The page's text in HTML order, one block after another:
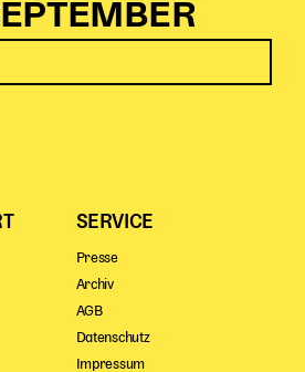
SERVICE
Presse
Archiv
AGB
Datenschutz
Impressum